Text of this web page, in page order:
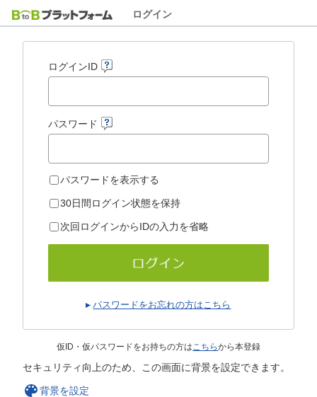
ログイン
ログインID
パスワード
パスワードを表示する
30日間ログイン状態を保持
次回ログインからIDの入力を省略
パスワードをお忘れの方はこちら
仮ID・仮パスワードをお持ちの方はこちらから本登録
セキュリティ向上のため、この画面に背景を設定できます。
背景を設定